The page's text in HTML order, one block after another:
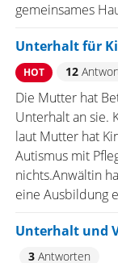
gemeinsames
Unterhalt für
HOT 12
Die Mutter hat
Unterhalt an sie.
laut Mutter hat
Autismus mit
nichts.Anwältin
eine Ausbildung
Unterhalt und
3Antworten